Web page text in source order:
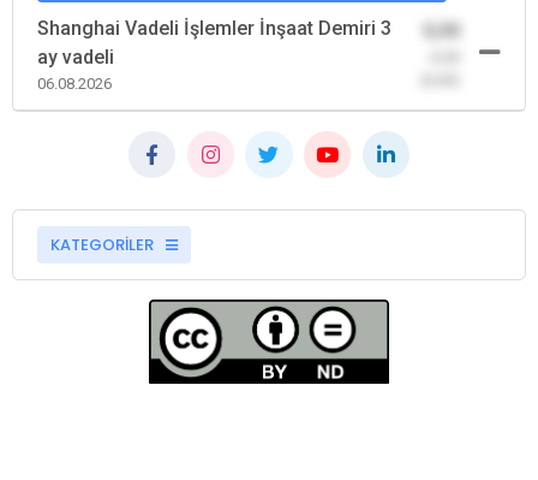
Shanghai Vadeli İşlemler İnşaat Demiri 3
ay vadeli
06.08.2026
KATEGORİLER